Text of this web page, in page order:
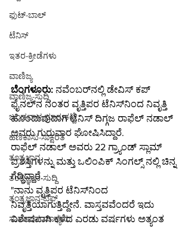
ಫುಟ್-ಬಾಲ್
ಟೆನಿಸ್
ಇತರ-ಕ್ರೀಡೆಗಳು
ವಾಣಿಜ್ಯ
ವಾಣಿಜ್ಯ-ಸುದ್ದಿ
ಬಂಡವಾಳ-ಮಾರುಕಟ್ಟೆ
ಹಣಕಾಸು-ಸಾಕ್ಷರತೆ
ತಂತ್ರಜ್ಞಾನ
ತಂತ್ರಜ್ಞಾನ-ಸುದ್ದಿ
ತಂತ್ರಜ್ಞಾನ-ಟಿಪ್ಸ್
ಸಾಮಾಜಿಕ ಮಾಧ್ಯಮ
ಬೆಂಗಳೂರು: ನವೆಂಬರ್‌ನಲ್ಲಿ ಡೇವಿಸ್ ಕಪ್
ಫೈನಲ್‌ನ ನಂತರ ವೃತ್ತಿಪರ ಟೆನಿಸ್‌ನಿಂದ ನಿವೃತ್ತಿ
ಹೊಂದುವುದಾಗಿ ಟೆನಿಸ್‌ ದಿಗ್ಗಜ ರಾಫೆಲ್ ನಡಾಲ್
ಅವರು ಗುರುವಾರ ಘೋಷಿಸಿದ್ದಾರೆ.
ರಾಫೆಲ್ ನಡಾಲ್ ಅವರು 22 ಗ್ರ್ಯಾಂಡ್ ಸ್ಲಾಮ್
ಪ್ರಶಸ್ತಿಗಳನ್ನು ಮತ್ತು ಒಲಿಂಪಿಕ್ ಸಿಂಗಲ್ಸ್ ನಲ್ಲಿ ಚಿನ್ನ
ಗೆದ್ದಿದ್ದಾರೆ.
"ನಾನು ವೃತ್ತಿಪರ ಟೆನಿಸ್‌ನಿಂದ
ನಿವೃತ್ತಿಯಾಗುತ್ತಿದ್ದೇನೆ. ವಾಸ್ತವವೆಂದರೆ ಇದು
ವಿಶೇಷವಾಗಿ ಕಳೆದ ಎರಡು ವರ್ಷಗಳು ಅತ್ಯಂತ